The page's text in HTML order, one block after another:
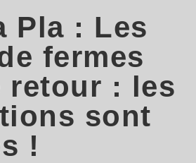
Pla : Les
fermes
retour : les
sont
!